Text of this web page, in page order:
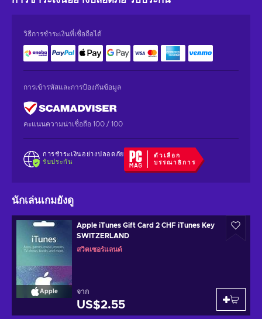
วิธีการชำระเงินที่เชื่อถือได้
การเข้ารหัสและการป้องกันข้อมูล
คะแนนความน่าเชื่อถือ 100 / 100
การชำระเงินอย่างปลอดภัย
รับประกัน
ตัวเลือก
บรรณาธิการ
นักเล่นเกมยังดู
Apple
Apple iTunes Gift Card 2 CHF iTunes Key
SWITZERLAND
สวิตเซอร์แลนด์
จาก
US$2.55